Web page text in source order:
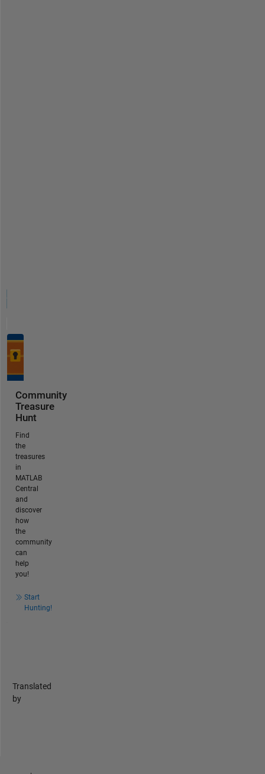
Community
Treasure
Hunt
Find
the
treasures
in
MATLAB
Central
and
discover
how
the
community
can
help
you!
Start
Hunting!
Translated
by